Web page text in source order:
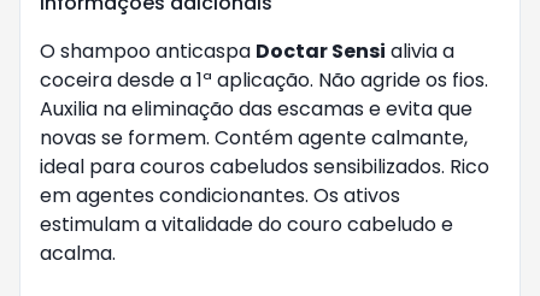
O shampoo anticaspa Doctar Sensi alivia a
coceira desde a 1ª aplicação. Não agride os fios.
Auxilia na eliminação das escamas e evita que
novas se formem. Contém agente calmante,
ideal para couros cabeludos sensibilizados. Rico
em agentes condicionantes. Os ativos
estimulam a vitalidade do couro cabeludo e
acalma.